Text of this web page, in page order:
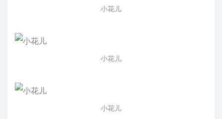
小花儿
小花儿
小花儿